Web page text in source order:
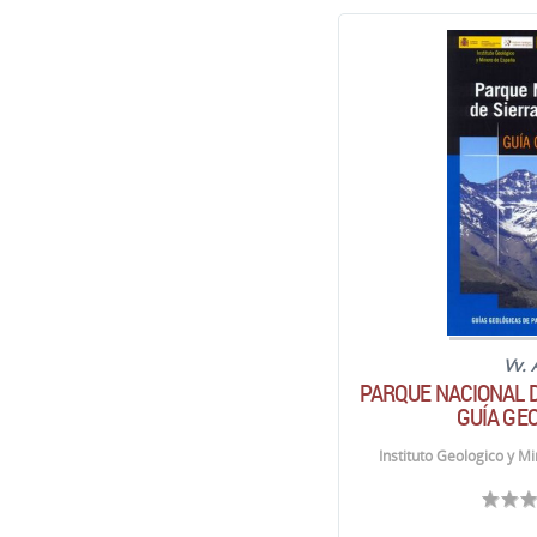
Vv.
PARQUE NACIONAL
GUÍA
Instituto Geologico y